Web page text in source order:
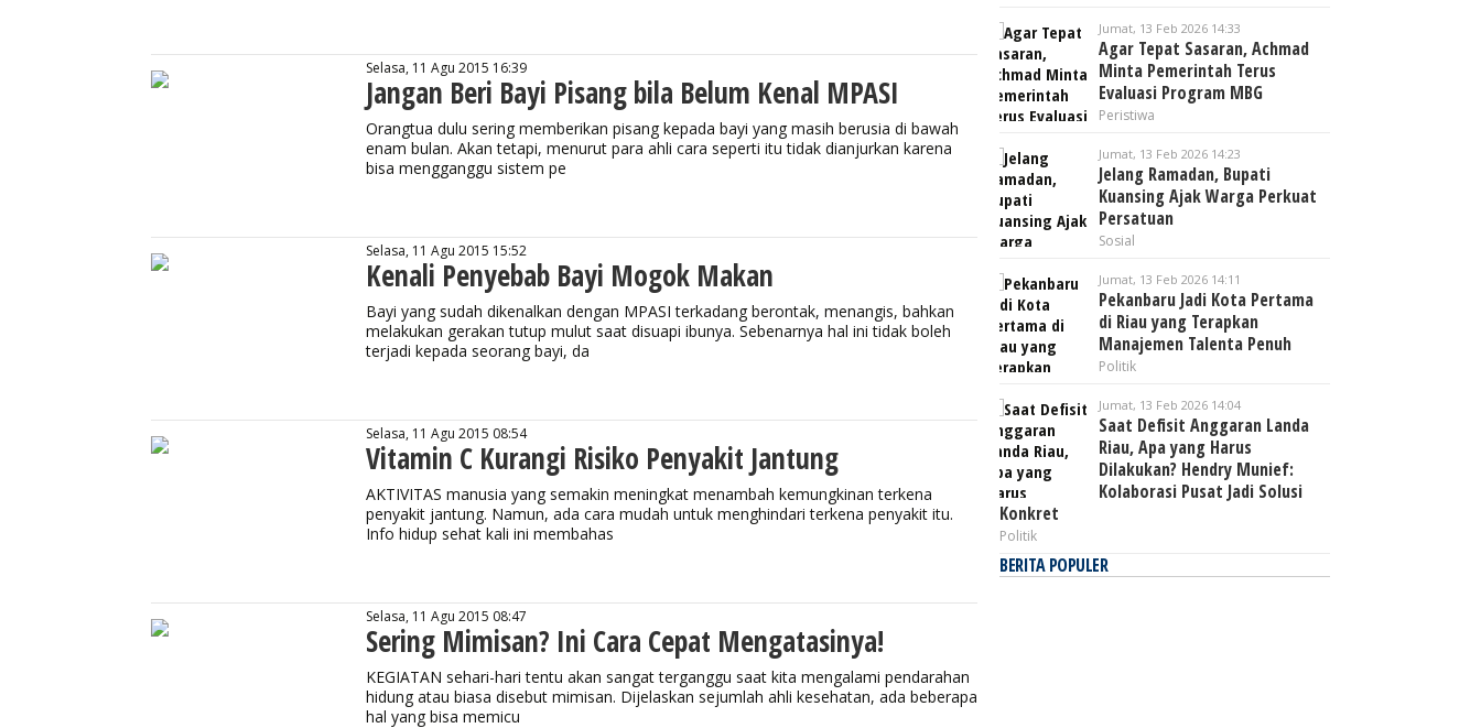
Selasa, 11 Agu 2015 16:39
Jangan Beri Bayi Pisang bila Belum Kenal MPASI
Orangtua dulu sering memberikan pisang kepada bayi yang masih berusia di bawah
enam bulan. Akan tetapi, menurut para ahli cara seperti itu tidak dianjurkan karena
bisa mengganggu sistem pe
Selasa, 11 Agu 2015 15:52
Kenali Penyebab Bayi Mogok Makan
Bayi yang sudah dikenalkan dengan MPASI terkadang berontak, menangis, bahkan
melakukan gerakan tutup mulut saat disuapi ibunya. Sebenarnya hal ini tidak boleh
terjadi kepada seorang bayi, da
Selasa, 11 Agu 2015 08:54
Vitamin C Kurangi Risiko Penyakit Jantung
AKTIVITAS manusia yang semakin meningkat menambah kemungkinan terkena
penyakit jantung. Namun, ada cara mudah untuk menghindari terkena penyakit itu.
Info hidup sehat kali ini membahas
Selasa, 11 Agu 2015 08:47
Sering Mimisan? Ini Cara Cepat Mengatasinya!
KEGIATAN sehari-hari tentu akan sangat terganggu saat kita mengalami pendarahan
hidung atau biasa disebut mimisan. Dijelaskan sejumlah ahli kesehatan, ada beberapa
hal yang bisa memicu
Jumat, 13 Feb 2026 14:33
Agar Tepat Sasaran, Achmad
Minta Pemerintah Terus
Evaluasi Program MBG
Peristiwa
Jumat, 13 Feb 2026 14:23
Jelang Ramadan, Bupati
Kuansing Ajak Warga Perkuat
Persatuan
Sosial
Jumat, 13 Feb 2026 14:11
Pekanbaru Jadi Kota Pertama
di Riau yang Terapkan
Manajemen Talenta Penuh
Politik
Jumat, 13 Feb 2026 14:04
Saat Defisit Anggaran Landa
Riau, Apa yang Harus
Dilakukan? Hendry Munief:
Kolaborasi Pusat Jadi Solusi
Konkret
Politik
BERITA POPULER